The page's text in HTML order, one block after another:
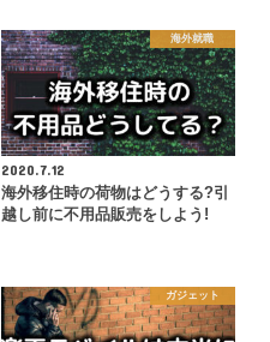
海外就職
2020.7.12
海外移住時の荷物はどうする?引
越し前に不用品販売をしよう!
ガジェット